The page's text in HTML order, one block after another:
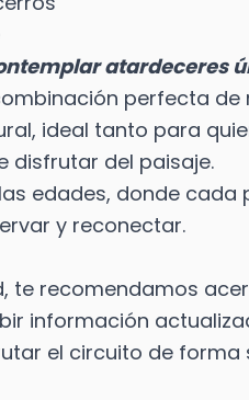
atardeceres
perfecta de
ideal tanto para
disfrutar del paisaje.
edades, donde cada
y reconectar.
te recomendamos
información
el circuito de forma